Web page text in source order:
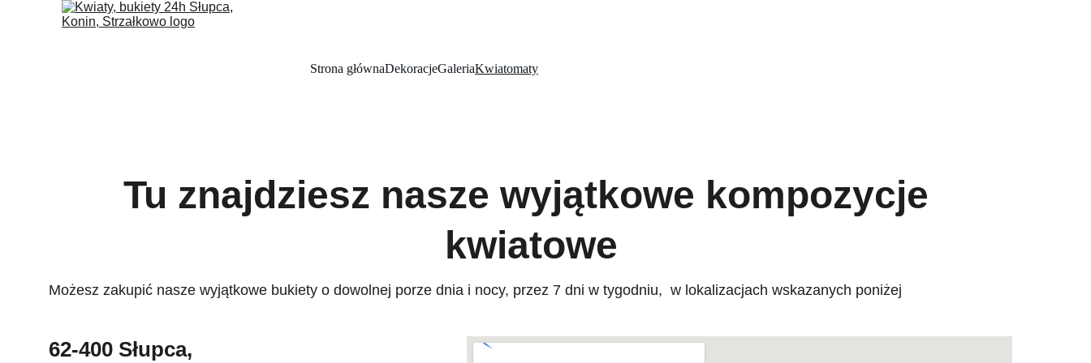
Strona głównaDekoracjeGaleriaKwiatomaty
Tu znajdziesz nasze wyjątkowe kompozycje
kwiatowe
Możesz zakupić nasze wyjątkowe bukiety o dowolnej porze dnia i nocy, przez 7 dni w tygodniu,  w lokalizacjach wskazanych poniżej
62-400 Słupca,